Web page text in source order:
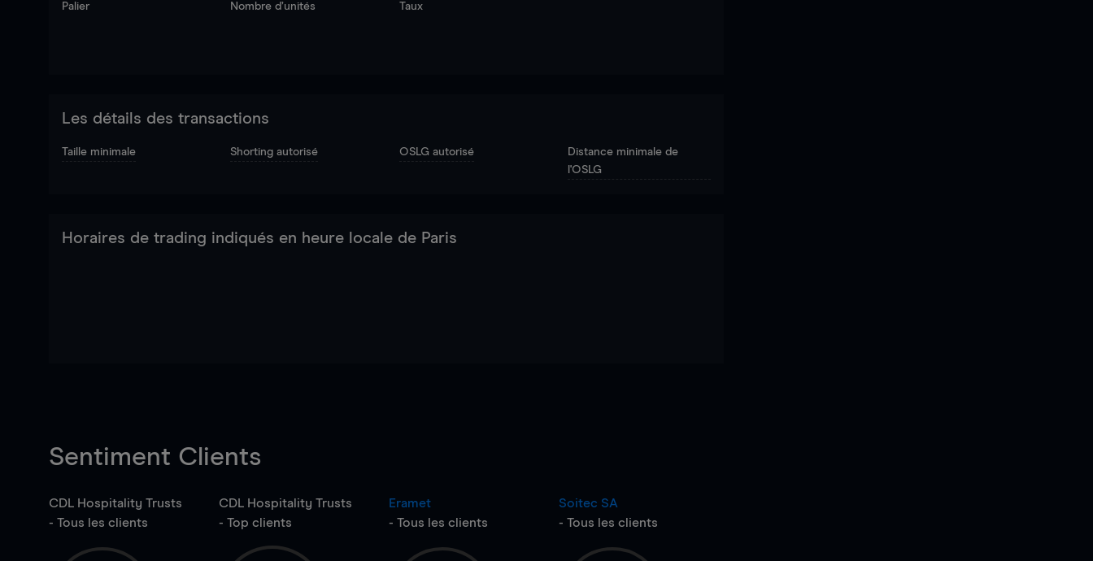
Palier Nombre d’unités Taux
Les détails des transactions
Taille minimale Shorting autorisé OSLG autorisé
Distance minimale de
l'OSLG
Horaires de trading indiqués en heure locale de Paris
Sentiment Clients
CDL Hospitality Trusts
- Tous les clients
CDL Hospitality Trusts
- Top clients
Eramet
- Tous les clients
Soitec SA
- Tous les clients